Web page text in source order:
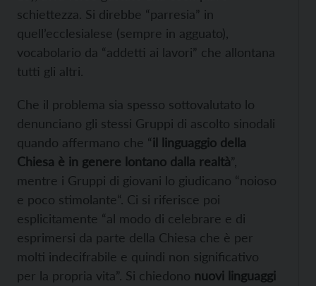
schiettezza. Si direbbe “parresia” in
quell’ecclesialese (sempre in agguato),
vocabolario da “addetti ai lavori” che allontana
tutti gli altri.
Che il problema sia spesso sottovalutato lo
denunciano gli stessi Gruppi di ascolto sinodali
quando affermano che “il linguaggio della
Chiesa è in genere lontano dalla realtà”,
mentre i Gruppi di giovani lo giudicano “noioso
e poco stimolante“. Ci si riferisce poi
esplicitamente “al modo di celebrare e di
esprimersi da parte della Chiesa che è per
molti indecifrabile e quindi non significativo
per la propria vita”. Si chiedono nuovi linguaggi